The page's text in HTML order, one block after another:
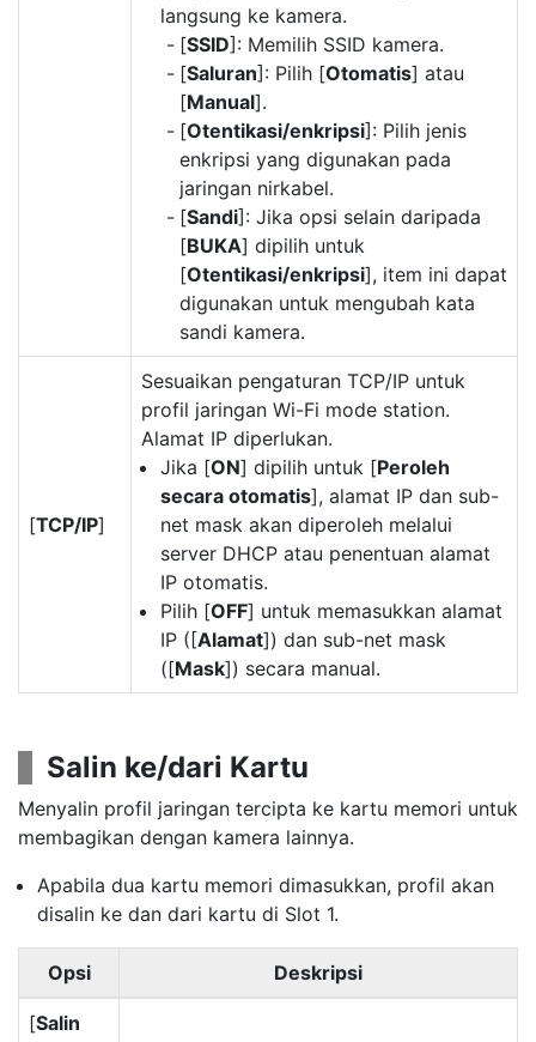
langsung ke kamera.
[SSID]: Memilih SSID kamera.
[Saluran]: Pilih [Otomatis] atau
[Manual].
[Otentikasi/enkripsi]: Pilih jenis
enkripsi yang digunakan pada
jaringan nirkabel.
[Sandi]: Jika opsi selain daripada
[BUKA] dipilih untuk
[Otentikasi/enkripsi], item ini dapat
digunakan untuk mengubah kata
sandi kamera.
[TCP/IP]
Sesuaikan pengaturan TCP/IP untuk
profil jaringan Wi-Fi mode station.
Alamat IP diperlukan.
Jika [ON] dipilih untuk [Peroleh
secara otomatis], alamat IP dan sub-
net mask akan diperoleh melalui
server DHCP atau penentuan alamat
IP otomatis.
Pilih [OFF] untuk memasukkan alamat
IP ([Alamat]) dan sub-net mask
([Mask]) secara manual.
Salin ke/dari Kartu
Menyalin profil jaringan tercipta ke kartu memori untuk
membagikan dengan kamera lainnya.
Apabila dua kartu memori dimasukkan, profil akan
disalin ke dan dari kartu di Slot 1.
Opsi Deskripsi
[Salin